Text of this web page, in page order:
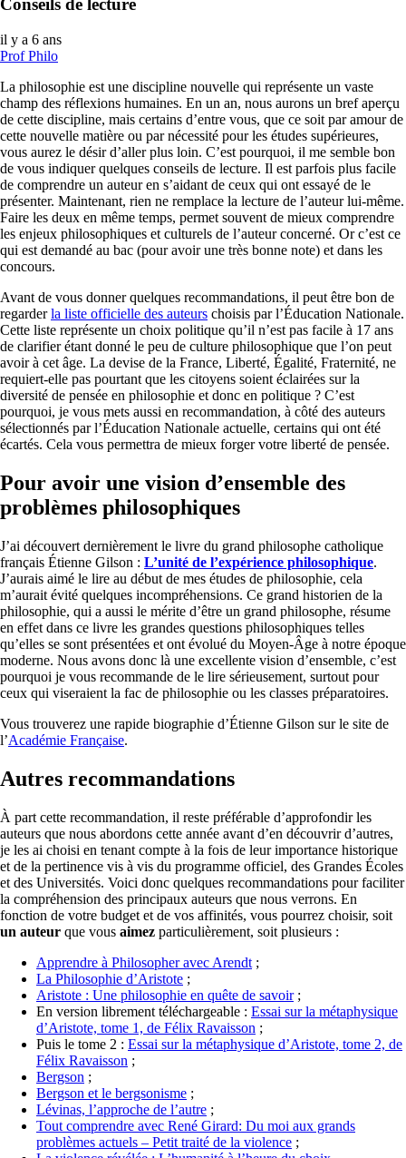
Conseils de lecture
il y a 6 ans
Prof Philo
La philosophie est une discipline nouvelle qui représente un vaste
champ des réflexions humaines. En un an, nous aurons un bref aperçu
de cette discipline, mais certains d’entre vous, que ce soit par amour de
cette nouvelle matière ou par nécessité pour les études supérieures,
vous aurez le désir d’aller plus loin. C’est pourquoi, il me semble bon
de vous indiquer quelques conseils de lecture. Il est parfois plus facile
de comprendre un auteur en s’aidant de ceux qui ont essayé de le
présenter. Maintenant, rien ne remplace la lecture de l’auteur lui-même.
Faire les deux en même temps, permet souvent de mieux comprendre
les enjeux philosophiques et culturels de l’auteur concerné. Or c’est ce
qui est demandé au bac (pour avoir une très bonne note) et dans les
concours.
Avant de vous donner quelques recommandations, il peut être bon de
regarderla liste officielle des auteurs choisis par l’Éducation Nationale.
Cette liste représente un choix politique qu’il n’est pas facile à 17 ans
de clarifier étant donné le peu de culture philosophique que l’on peut
avoir à cet âge. La devise de la France, Liberté, Égalité, Fraternité, ne
requiert-elle pas pourtant que les citoyens soient éclairées sur la
diversité de pensée en philosophie et donc en politique ? C’est
pourquoi, je vous mets aussi en recommandation, à côté des auteurs
sélectionnés par l’Éducation Nationale actuelle, certains qui ont été
écartés. Cela vous permettra de mieux forger votre liberté de pensée.
Pour avoir une vision d’ensemble des
problèmes philosophiques
J’ai découvert dernièrement le livre du grand philosophe catholique
français Étienne Gilson : L’unité de l’expérience philosophique.
J’aurais aimé le lire au début de mes études de philosophie, cela
m’aurait évité quelques incompréhensions. Ce grand historien de la
philosophie, qui a aussi le mérite d’être un grand philosophe, résume
en effet dans ce livre les grandes questions philosophiques telles
qu’elles se sont présentées et ont évolué du Moyen-Âge à notre époque
moderne. Nous avons donc là une excellente vision d’ensemble, c’est
pourquoi je vous recommande de le lire sérieusement, surtout pour
ceux qui viseraient la fac de philosophie ou les classes préparatoires.
Vous trouverez une rapide biographie d’Étienne Gilson sur le site de
l’Académie Française.
Autres recommandations
À part cette recommandation, il reste préférable d’approfondir les
auteurs que nous abordons cette année avant d’en découvrir d’autres,
je les ai choisi en tenant compte à la fois de leur importance historique
et de la pertinence vis à vis du programme officiel, des Grandes Écoles
et des Universités. Voici donc quelques recommandations pour faciliter
la compréhension des principaux auteurs que nous verrons. En
fonction de votre budget et de vos affinités, vous pourrez choisir, soit
un auteur que vous aimez particulièrement, soit plusieurs :
Apprendre à Philosopher avec Arendt ;
La Philosophie d’Aristote ;
Aristote : Une philosophie en quête de savoir;
En version librement téléchargeable : Essai sur la métaphysique
d’Aristote, tome 1, de Félix Ravaisson ;
Puis le tome 2 : Essai sur la métaphysique d’Aristote, tome 2, de
Félix Ravaisson ;
Bergson ;
Bergson et le bergsonisme ;
Lévinas, l’approche de l’autre ;
Tout comprendre avec René Girard: Du moi aux grands
problèmes actuels – Petit traité de la violence ;